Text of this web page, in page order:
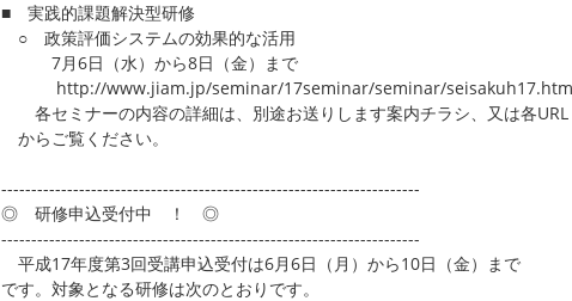
■ 実践的課題解決型研修
○ 政策評価システムの効果的な活用
7月6日（水）から8日（金）まで
http://www.jiam.jp/seminar/17seminar/seminar/
各セミナーの内容の詳細は、別途お送りします案内チラシ、又は各URL
からご覧ください。
----------------------------------------------------------------------
◎ 研修申込受付中 ！ ◎
----------------------------------------------------------------------
平成17年度第3回受講申込受付は6月6日（月）から10日（金）まで
です。対象となる研修は次のとおりです。